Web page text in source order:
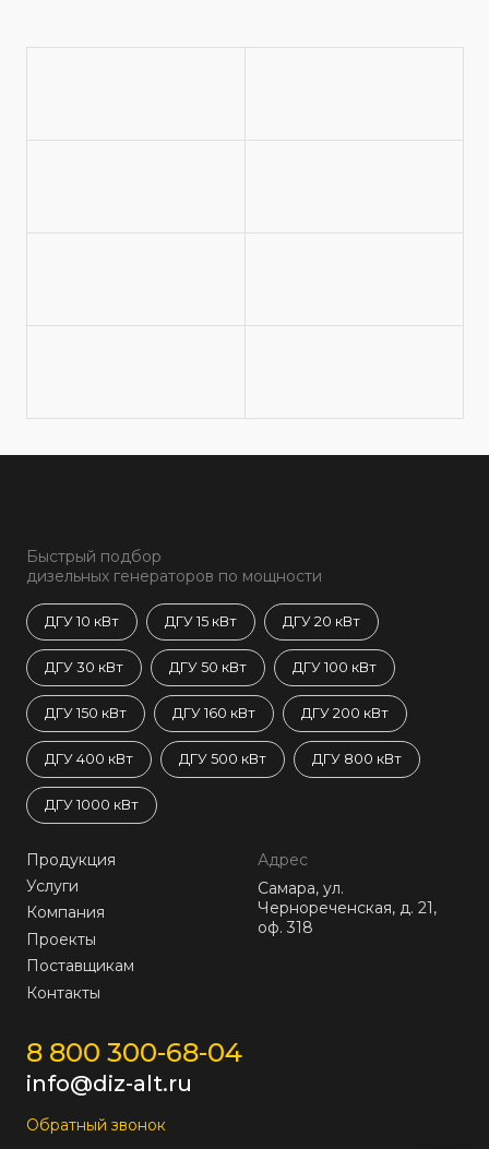
Быстрый подбор
дизельных генераторов по мощности
ДГУ 10 кВт ДГУ 15 кВт ДГУ 20 кВт
ДГУ 30 кВт ДГУ 50 кВт ДГУ 100 кВт
ДГУ 150 кВт ДГУ 160 кВт ДГУ 200 кВт
ДГУ 400 кВт ДГУ 500 кВт ДГУ 800 кВт
ДГУ 1000 кВт
Продукция
Услуги
Компания
Проекты
Поставщикам
Контакты
Адрес
Самара, ул.
Чернореченская, д. 21,
оф. 318
8 800 300-68-04
info@diz-alt.ru
Обратный звонок